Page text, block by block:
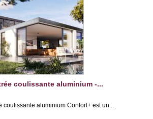
coulissante aluminium -...
coulissante aluminium Confort+ est un...